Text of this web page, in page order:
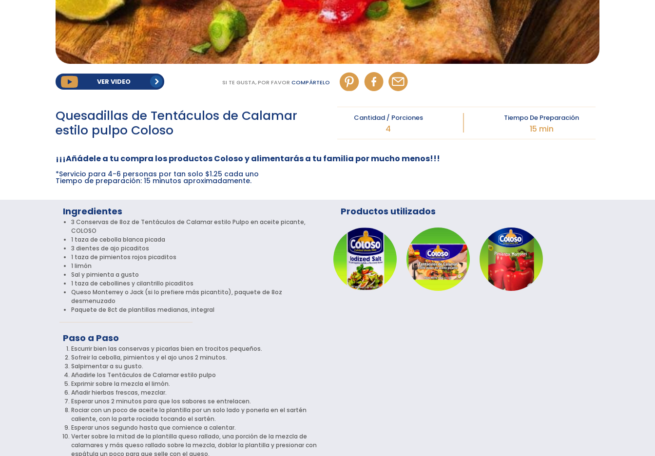
VER VIDEO SI TE GUSTA, POR FAVOR COMPÁRTELO
Quesadillas de Tentáculos de Calamar
estilo pulpo Coloso
Cantidad / Porciones
4
Tiempo De Preparación
15 min
¡¡¡Añádele a tu compra los productos Coloso y alimentarás a tu familia por mucho menos!!!
*Servicio para 4-6 personas por tan solo $1.25 cada uno
Tiempo de preparación: 15 minutos aproximadamente.
Ingredientes
3 Conservas de 8oz de Tentáculos de Calamar estilo Pulpo en aceite picante,
COLOSO
1 taza de cebolla blanca picada
3 dientes de ajo picaditos
1 taza de pimientos rojos picaditos
1 limón
Sal y pimienta a gusto
1 taza de cebollines y cilantrillo picaditos
Queso Monterrey o Jack (si lo prefiere más picantito), paquete de 8oz
desmenuzado
Paquete de 8ct de plantillas medianas, integral
Paso a Paso
Escurrir bien las conservas y picarlas bien en trocitos pequeños.
Sofreir la cebolla, pimientos y el ajo unos 2 minutos.
Salpimentar a su gusto.
Añadirle los Tentáculos de Calamar estilo pulpo
Exprimir sobre la mezcla el limón.
Añadir hierbas frescas, mezclar.
Esperar unos 2 minutos para que los sabores se entrelacen.
Rociar con un poco de aceite la plantilla por un solo lado y ponerla en el sartén
caliente, con la parte rociada tocando el sartén.
Esperar unos segundo hasta que comience a calentar.
Verter sobre la mitad de la plantilla queso rallado, una porción de la mezcla de
calamares y más queso rallado sobre la mezcla, doblar la plantilla y presionar con
espátula un poco para que selle con el queso.
Productos utilizados